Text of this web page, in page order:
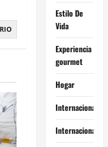
Estilo De
Vida
Experiencia
gourmet
Hogar
Internacional
Internacionales